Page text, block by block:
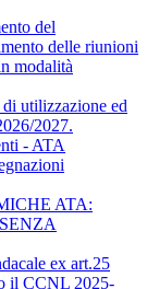
del
delle riunioni
modalità
utilizzazione ed
2027.
- ATA
ATA:
ex art.25
il CCNL 2025-